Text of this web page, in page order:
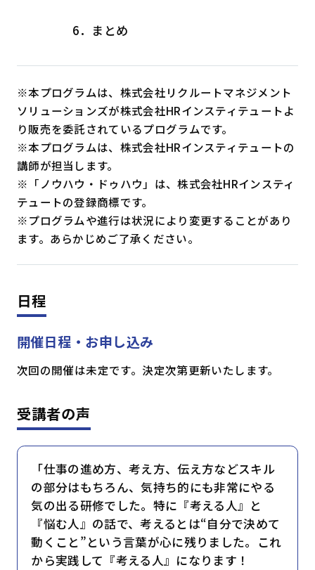
6．まとめ
※本プログラムは、株式会社リクルートマネジメント
ソリューションズが株式会社HRインスティテュートよ
り販売を委託されているプログラムです。
※本プログラムは、株式会社HRインスティテュートの
講師が担当します。
※「ノウハウ・ドゥハウ」は、株式会社HRインスティ
テュートの登録商標です。
※プログラムや進行は状況により変更することがあり
ます。あらかじめご了承ください。
日程
開催日程・お申し込み
次回の開催は未定です。決定次第更新いたします。
受講者の声
「仕事の進め方、考え方、伝え方などスキル
の部分はもちろん、気持ち的にも非常にやる
気の出る研修でした。特に『考える人』と
『悩む人』の話で、考えるとは“自分で決めて
動くこと”という言葉が心に残りました。これ
から実践して『考える人』になります！